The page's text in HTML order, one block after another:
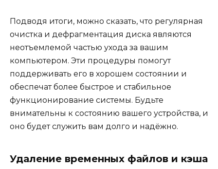
Подводя итоги, можно сказать, что регулярная
очистка и дефрагментация диска являются
неотъемлемой частью ухода за вашим
компьютером. Эти процедуры помогут
поддерживать его в хорошем состоянии и
обеспечат более быстрое и стабильное
функционирование системы. Будьте
внимательны к состоянию вашего устройства, и
оно будет служить вам долго и надёжно.
Удаление временных файлов и кэша